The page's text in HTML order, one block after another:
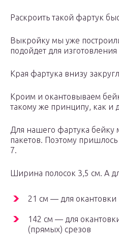
Раскроить такой фартук
Выкройку мы уже
подойдет для
Края фартука внизу
Кроим и окантовываем
такому же принципу, как и
Для нашего фартука бейку
пакетов. Поэтому
7.
Ширина полосок 3,5 см. А
21 см — для окантовки
142 см — для
(прямых) срезов